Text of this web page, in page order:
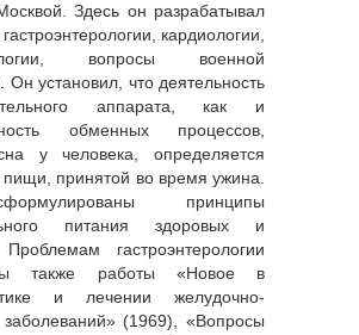
Здесь он разрабатывал
кардиологии,
вопросы военной
установил, что деятельность
аппарата, как и
обменных процессов,
у человека, определяется
пищи, принятой во время ужина.
принципы
питания здоровых и
гастроэнтерологии
также работы «Новое в
и лечении желудочно-
(1969), «Вопросы